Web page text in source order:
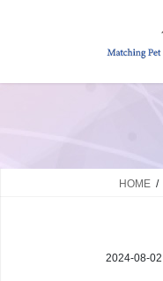
HOME
2024-08-02